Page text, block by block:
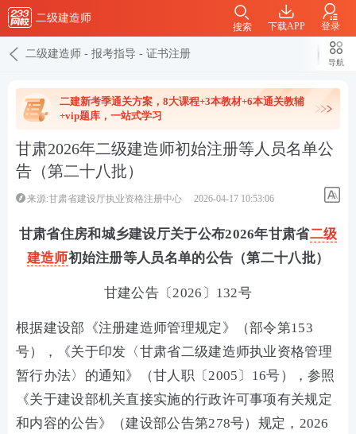
二级建造师
下载APP 登录
搜索
二级建造师 - 报考指导 - 证书注册
导航
二建新考季通关方案，8大课程+3本教材+6本通关教辅
+vip题库，一站式学习
甘肃2026年二级建造师初始注册等人员名单公
告（第二十八批）
来源:甘肃省建设厅执业资格注册中心 2026-04-17 10:53:06
甘肃省住房和城乡建设厅关于公布2026年甘肃省二级
建造师初始注册等人员名单的公告（第二十八批）
甘建公告〔2026〕132号
根据建设部《注册建造师管理规定》（部令第153
号），《关于印发〈甘肃省二级建造师执业资格管理
暂行办法〉的通知》（甘人职〔2005〕16号），参照
《关于建设部机关直接实施的行政许可事项有关规定
和内容的公告》（建设部公告第278号）规定，2026